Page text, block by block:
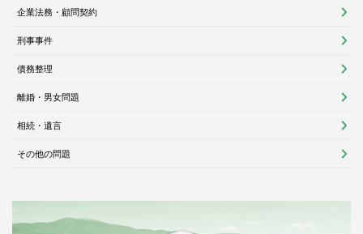
企業法務・顧問契約
刑事事件
債務整理
離婚・男女問題
相続・遺言
その他の問題